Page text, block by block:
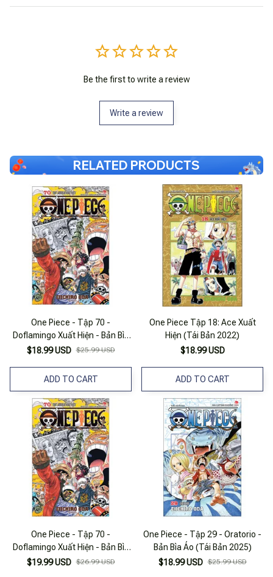
Be the first to write a review
Write a review
RELATED PRODUCTS
One Piece - Tập 70 -
Doflamingo Xuất Hiện - Bản Bìa
Áo (Tái Bản 2025)
$18.99 USD $25.99 USD
ADD TO CART
One Piece Tập 18: Ace Xuất
Hiện (Tái Bản 2022)
$18.99 USD
ADD TO CART
One Piece - Tập 70 -
Doflamingo Xuất Hiện - Bản Bìa
Áo (Tái Bản 2022)
$19.99 USD $26.99 USD
One Piece - Tập 29 - Oratorio -
Bản Bìa Áo (Tái Bản 2025)
$18.99 USD $25.99 USD